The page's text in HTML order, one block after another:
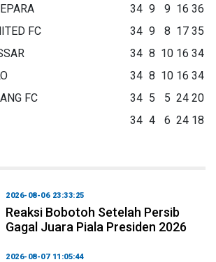
34 9 9 16 36
FC 34 9 8 17 35
34 8 10 16 34
34 8 10 16 34
FC 34 5 5 24 20
34 4 6 24 18
2026-08-06 23:33:25
Reaksi Bobotoh Setelah Persib
Gagal Juara Piala Presiden 2026
2026-08-07 11:05:44